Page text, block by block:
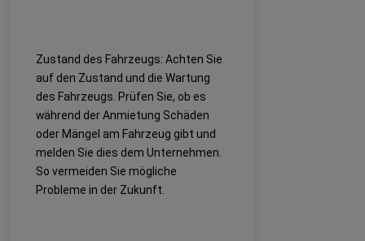
Zustand des Fahrzeugs: Achten Sie
auf den Zustand und die Wartung
des Fahrzeugs. Prüfen Sie, ob es
während der Anmietung Schäden
oder Mängel am Fahrzeug gibt und
melden Sie dies dem Unternehmen.
So vermeiden Sie mögliche
Probleme in der Zukunft.